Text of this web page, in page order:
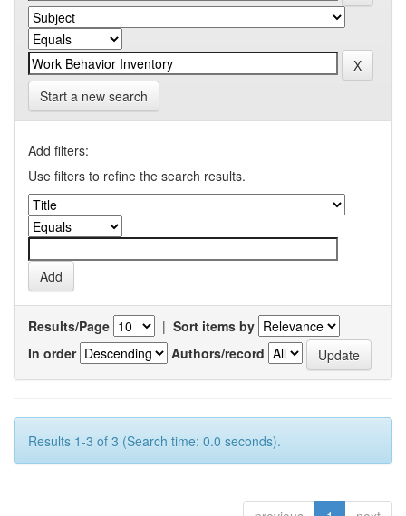
Start a new search
Add filters:
Use filters to refine the search results.
Results/Page | Sort items by
In order
Authors/record
Results 1-3 of 3 (Search time: 0.0 seconds).